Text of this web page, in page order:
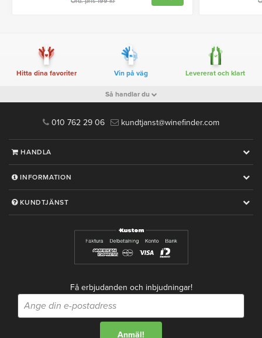
Hitta dina favoriter Vin på väg Levererat och klart
Så handlar du
010 762 29 06 kundtjanst@winefinder.com
HANDLA
INFORMATION
KUNDTJÄNST
Få erbjudanden och inbjudningar!